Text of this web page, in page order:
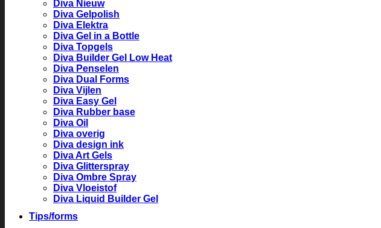
Diva Nieuw
Diva Gelpolish
Diva Elektra
Diva Gel in a Bottle
Diva Topgels
Diva Builder Gel Low Heat
Diva Penselen
Diva Dual Forms
Diva Vijlen
Diva Easy Gel
Diva Rubber base
Diva Oil
Diva overig
Diva design ink
Diva Art Gels
Diva Glitterspray
Diva Ombre Spray
Diva Vloeistof
Diva Liquid Builder Gel
Tips/forms